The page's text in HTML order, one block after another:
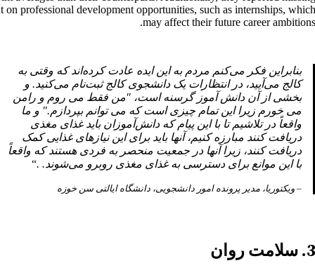
on professional development opportunities, such as internships, which
may affect their future career ambitions.
بنابراین فکر می‌کنم مردم به این ایده عادت کرده‌اند که وقتی به
کالج می‌آیید، در انتظارات یک دانشجوی کالج ثبت‌نام می‌کنید. و
بخشی از آن دانش آموز گرسنه است، "من فقط می روم و رامن
می خورم زیرا این تمام چیزی است که می توانم بپردازم." و ما
واقعاً در تلاشیم تا با این پیام که دانش‌آموزان باید غذای مغذی
دریافت کنند مبارزه کنیم، آنها باید برای این نیازهای غذایی کمک
دریافت کنند، زیرا آنها در جمعیت منحصر به فردی هستند که واقعاً
با این موانع برای دسترسی به غذای مغذی روبرو می‌شوند. .“
– ویکتوریا، مدیر پرونده امور دانشجویی، دانشگاه ایالتی سن خوزه
3. سلامت روان